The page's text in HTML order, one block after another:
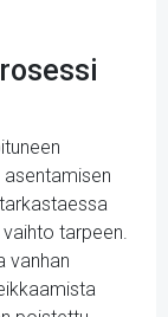
asentamisen
tarpeen.
vanhan